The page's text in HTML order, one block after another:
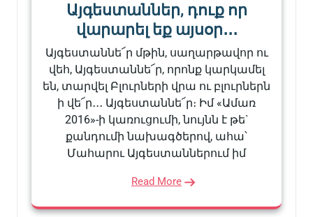
Այգեստաններ, դուք որ
վարարել եք այսօր․․․
Այգեստաննե՜ր մթին, սաղարթավոր ու
վեհ, Այգեստաննե՜ր, որոնք կարկամել
են, տարվել Բլուրների վրա ու բլուրներն
ի վե՜ր․․․ Այգեստաննե՜ր։ Իմ «Ամառ
2016»-ի կառուցումի, նույնն է թե`
քանդումի նախագծերով, ահա՝
Մահարու Այգեստաններում իմ
Read More